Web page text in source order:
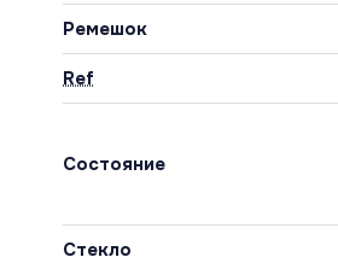
Ремешок
Ref
Состояние
Стекло